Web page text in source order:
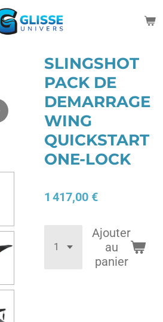
SLINGSHOT
PACK DE
DEMARRAGE
WING
QUICKSTART
ONE-LOCK
1 417,00 €
Ajouter
au
panier